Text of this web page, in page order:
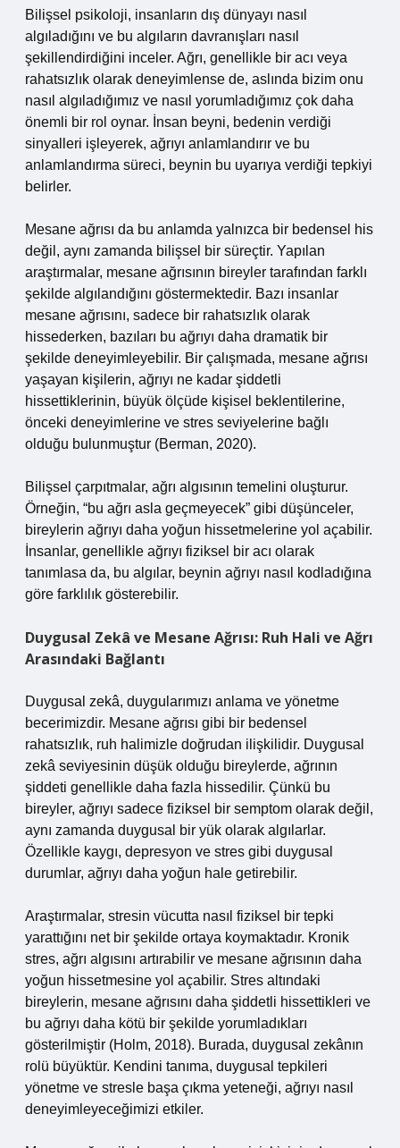
Bilişsel psikoloji, insanların dış dünyayı nasıl
algıladığını ve bu algıların davranışları nasıl
şekillendirdiğini inceler. Ağrı, genellikle bir acı veya
rahatsızlık olarak deneyimlense de, aslında bizim onu
nasıl algıladığımız ve nasıl yorumladığımız çok daha
önemli bir rol oynar. İnsan beyni, bedenin verdiği
sinyalleri işleyerek, ağrıyı anlamlandırır ve bu
anlamlandırma süreci, beynin bu uyarıya verdiği tepkiyi
belirler.
Mesane ağrısı da bu anlamda yalnızca bir bedensel his
değil, aynı zamanda bilişsel bir süreçtir. Yapılan
araştırmalar, mesane ağrısının bireyler tarafından farklı
şekilde algılandığını göstermektedir. Bazı insanlar
mesane ağrısını, sadece bir rahatsızlık olarak
hissederken, bazıları bu ağrıyı daha dramatik bir
şekilde deneyimleyebilir. Bir çalışmada, mesane ağrısı
yaşayan kişilerin, ağrıyı ne kadar şiddetli
hissettiklerinin, büyük ölçüde kişisel beklentilerine,
önceki deneyimlerine ve stres seviyelerine bağlı
olduğu bulunmuştur (Berman, 2020).
Bilişsel çarpıtmalar, ağrı algısının temelini oluşturur.
Örneğin, “bu ağrı asla geçmeyecek” gibi düşünceler,
bireylerin ağrıyı daha yoğun hissetmelerine yol açabilir.
İnsanlar, genellikle ağrıyı fiziksel bir acı olarak
tanımlasa da, bu algılar, beynin ağrıyı nasıl kodladığına
göre farklılık gösterebilir.
Duygusal Zekâ ve Mesane Ağrısı: Ruh Hali ve Ağrı
Arasındaki Bağlantı
Duygusal zekâ, duygularımızı anlama ve yönetme
becerimizdir. Mesane ağrısı gibi bir bedensel
rahatsızlık, ruh halimizle doğrudan ilişkilidir. Duygusal
zekâ seviyesinin düşük olduğu bireylerde, ağrının
şiddeti genellikle daha fazla hissedilir. Çünkü bu
bireyler, ağrıyı sadece fiziksel bir semptom olarak değil,
aynı zamanda duygusal bir yük olarak algılarlar.
Özellikle kaygı, depresyon ve stres gibi duygusal
durumlar, ağrıyı daha yoğun hale getirebilir.
Araştırmalar, stresin vücutta nasıl fiziksel bir tepki
yarattığını net bir şekilde ortaya koymaktadır. Kronik
stres, ağrı algısını artırabilir ve mesane ağrısının daha
yoğun hissetmesine yol açabilir. Stres altındaki
bireylerin, mesane ağrısını daha şiddetli hissettikleri ve
bu ağrıyı daha kötü bir şekilde yorumladıkları
gösterilmiştir (Holm, 2018). Burada, duygusal zekânın
rolü büyüktür. Kendini tanıma, duygusal tepkileri
yönetme ve stresle başa çıkma yeteneği, ağrıyı nasıl
deneyimleyeceğimizi etkiler.